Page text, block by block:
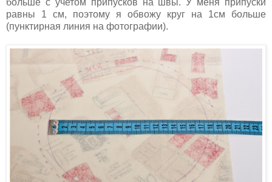
равны 1 см, поэтому я обвожу круг на 1см больше
(пунктирная линия на фотографии).